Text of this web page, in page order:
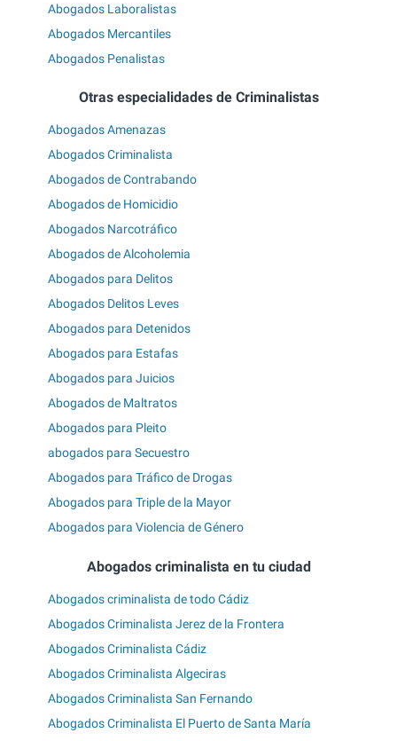
Abogados Laboralistas
Abogados Mercantiles
Abogados Penalistas
Otras especialidades de Criminalistas
Abogados Amenazas
Abogados Criminalista
Abogados de Contrabando
Abogados de Homicidio
Abogados Narcotráfico
Abogados de Alcoholemia
Abogados para Delitos
Abogados Delitos Leves
Abogados para Detenidos
Abogados para Estafas
Abogados para Juicios
Abogados de Maltratos
Abogados para Pleito
abogados para Secuestro
Abogados para Tráfico de Drogas
Abogados para Triple de la Mayor
Abogados para Violencia de Género
Abogados criminalista en tu ciudad
Abogados criminalista de todo Cádiz
Abogados Criminalista Jerez de la Frontera
Abogados Criminalista Cádiz
Abogados Criminalista Algeciras
Abogados Criminalista San Fernando
Abogados Criminalista El Puerto de Santa María